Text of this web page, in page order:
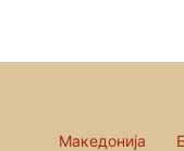
Македонија